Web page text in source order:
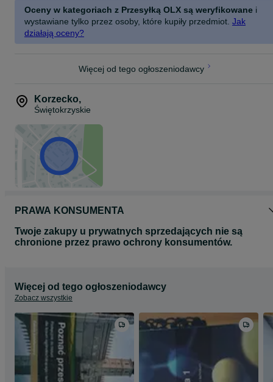
Oceny w kategoriach z Przesyłką OLX są weryfikowane i
wystawiane tylko przez osoby, które kupiły przedmiot. Jak
działają oceny?
Więcej od tego ogłoszeniodawcy
Korzecko,
Świętokrzyskie
PRAWA KONSUMENTA
Twoje zakupy u prywatnych sprzedających nie są
chronione przez prawo ochrony konsumentów.
Więcej od tego ogłoszeniodawcy
Zobacz wszystkie